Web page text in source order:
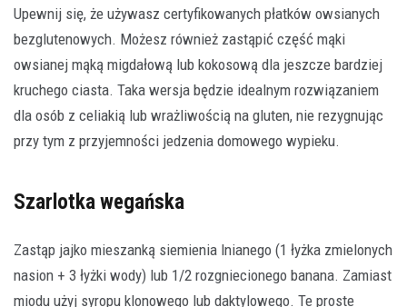
Upewnij się, że używasz certyfikowanych płatków owsianych
bezglutenowych. Możesz również zastąpić część mąki
owsianej mąką migdałową lub kokosową dla jeszcze bardziej
kruchego ciasta. Taka wersja będzie idealnym rozwiązaniem
dla osób z celiakią lub wrażliwością na gluten, nie rezygnując
przy tym z przyjemności jedzenia domowego wypieku.
Szarlotka wegańska
Zastąp jajko mieszanką siemienia lnianego (1 łyżka zmielonych
nasion + 3 łyżki wody) lub 1/2 rozgniecionego banana. Zamiast
miodu użyj syropu klonowego lub daktylowego. Te proste